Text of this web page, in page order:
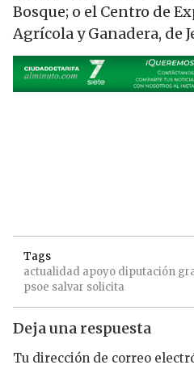
Bosque; o el Centro de
Agrícola y Ganadera, de
Tags
actualidad apoyo diputación
psoe salvar solicita
Deja una respuesta
Tu dirección de correo